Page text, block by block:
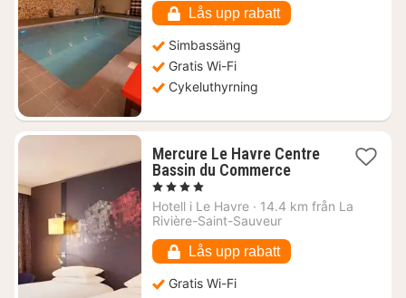
kr.
Lås upp rabatt
Simbassäng
Gratis Wi-Fi
Cykeluthyrning
Mercure Le Havre Centre
Bassin du Commerce1
från
, 4 Stjärnor
Hotell i Le Havre · 14.4 km från La
Rivière-Saint-Sauveur
Lås upp rabatt
Gratis Wi-Fi